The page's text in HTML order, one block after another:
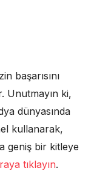
başarısını
Unutmayın ki,
dünyasında
kullanarak,
geniş bir kitleye
tıklayın.